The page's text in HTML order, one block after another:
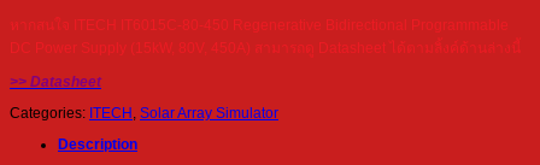
หากสนใจ ITECH IT6015C-80-450 Regenerative Bidirectional Programmable
DC Power Supply (15kW, 80V, 450A) สามารถดู Datasheet ได้ตามลิ้งค์ด้านล่างนี้
>> Datasheet
Categories: ITECH , Solar Array Simulator
Description